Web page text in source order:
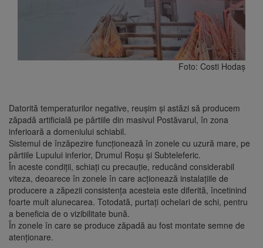
Foto: Costi Hodaș
Datorită temperaturilor negative, reușim și astăzi să producem
zăpadă artificială pe pârtiile din masivul Postăvarul, în zona
inferioară a domeniului schiabil.
Sistemul de înzăpezire funcționează în zonele cu uzură mare, pe
pârtiile Lupului inferior, Drumul Roșu și Subteleferic.
În aceste condiții, schiați cu precauție, reducând considerabil
viteza, deoarece în zonele în care acționează instalațiile de
producere a zăpezii consistența acesteia este diferită, încetinind
foarte mult alunecarea. Totodată, purtați ochelari de schi, pentru
a beneficia de o vizibilitate bună.
În zonele în care se produce zăpadă au fost montate semne de
atenționare.